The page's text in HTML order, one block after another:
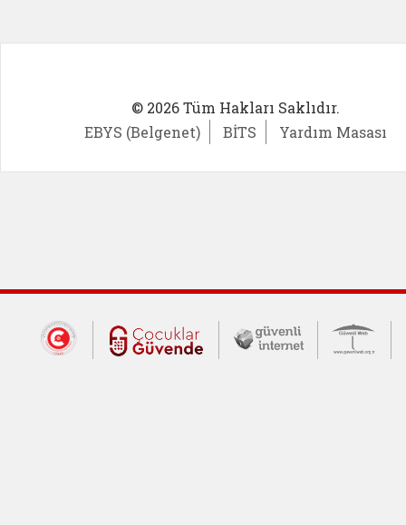
© 2026 Tüm Hakları Saklıdır.
EBYS (Belgenet)
BİTS Yardım Masası
Dış Bağlantılar
Cumhurbaşkanlığı İletişim Merkezi
Çocuklar Güvende (yeni
Güvenli